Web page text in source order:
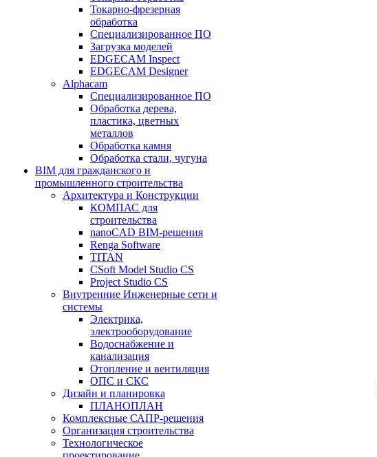
Токарно-фрезерная
обработка
Специализированное ПО
Загрузка моделей
EDGECAM Inspect
EDGECAM Designer
Alphacam
Специализированное ПО
Обработка дерева,
пластика, цветных
металлов
Обработка камня
Обработка стали, чугуна
BIM для гражданского и
промышленного строительства
Архитектура и Конструкции
КОМПАС для
строительства
nanoCAD BIM-решения
Renga Software
TITAN
CSoft Model Studio CS
Project Studio CS
Внутренние Инженерные сети и
системы
Электрика,
электрооборудование
Водоснабжение и
канализация
Отопление и вентиляция
ОПС и СКС
Дизайн и планировка
ПЛАНОПЛАН
Комплексные САПР-решения
Организация строительства
Технологическое